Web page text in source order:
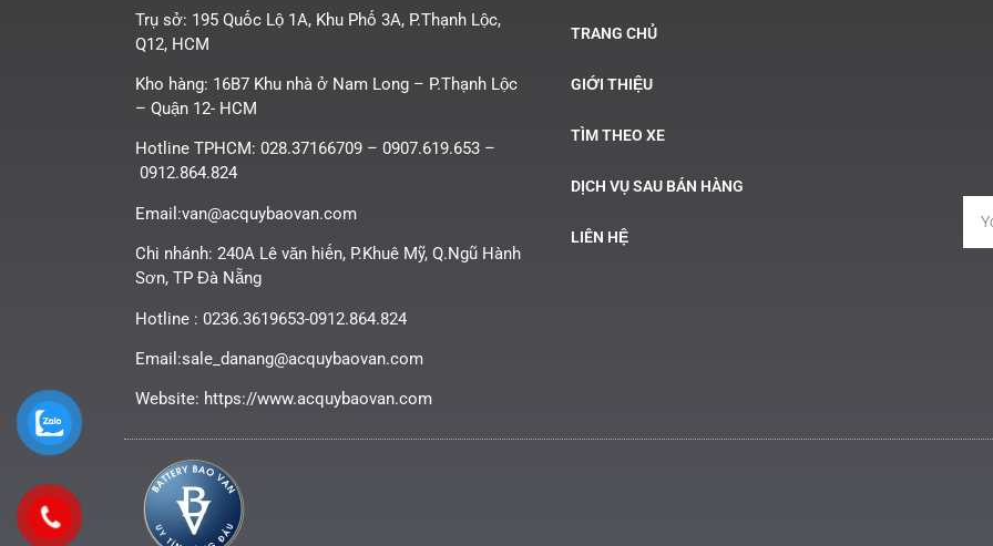
Trụ sở: 195 Quốc Lộ 1A, Khu Phố 3A, P.Thạnh Lộc,
Q12, HCM
Kho hàng: 16B7 Khu nhà ở Nam Long – P.Thạnh Lộc
– Quận 12- HCM
Hotline TPHCM: 028.37166709 – 0907.619.653 –
0912.864.824
Email:van@acquybaovan.com
Chi nhánh: 240A Lê văn hiến, P.Khuê Mỹ, Q.Ngũ Hành
Sơn, TP Đà Nẵng
Hotline : 0236.3619653-0912.864.824
Email:sale_danang@acquybaovan.com
Website: https://www.acquybaovan.com
TRANG CHỦ
GIỚI THIỆU
TÌM THEO XE
DỊCH VỤ SAU BÁN HÀNG
LIÊN HỆ